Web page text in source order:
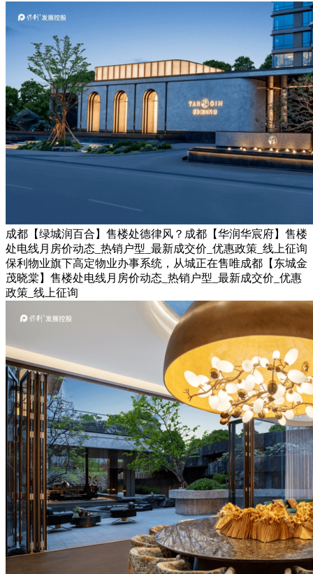
成都【绿城润百合】售楼处德律风？成都【华润华宸府】售楼
处电线月房价动态_热销户型_最新成交价_优惠政策_线上征询
保利物业旗下高定物业办事系统，从城正在售唯成都【东城金
茂晓棠】售楼处电线月房价动态_热销户型_最新成交价_优惠
政策_线上征询